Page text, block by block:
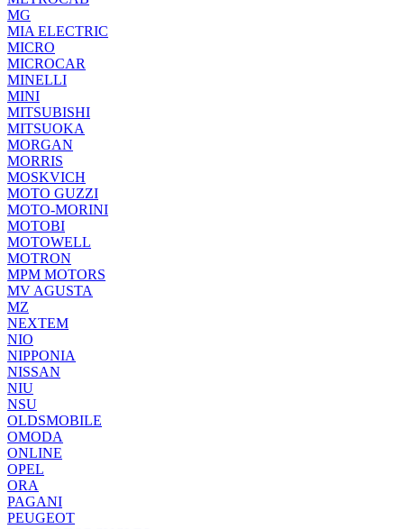
MG
MIA ELECTRIC
MICRO
MICROCAR
MINELLI
MINI
MITSUBISHI
MITSUOKA
MORGAN
MORRIS
MOSKVICH
MOTO GUZZI
MOTO-MORINI
MOTOBI
MOTOWELL
MOTRON
MPM MOTORS
MV AGUSTA
MZ
NEXTEM
NIO
NIPPONIA
NISSAN
NIU
NSU
OLDSMOBILE
OMODA
ONLINE
OPEL
ORA
PAGANI
PEUGEOT